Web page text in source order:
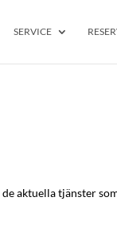
SERVICE
aktuella tjänster